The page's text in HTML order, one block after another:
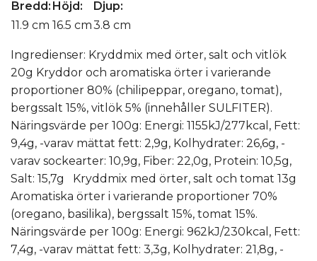
Bredd: Höjd:
Djup:
11.9 cm 16.5 cm3.8 cm
Ingredienser: Kryddmix med örter, salt och vitlök
20g Kryddor och aromatiska örter i varierande
proportioner 80% (chilipeppar, oregano, tomat),
bergssalt 15%, vitlök 5% (innehåller SULFITER).
Näringsvärde per 100g: Energi: 1155kJ/277kcal, Fett:
9,4g, -varav mättat fett: 2,9g, Kolhydrater: 26,6g, -
varav sockearter: 10,9g, Fiber: 22,0g, Protein: 10,5g,
Salt: 15,7g Kryddmix med örter, salt och tomat 13g
Aromatiska örter i varierande proportioner 70%
(oregano, basilika), bergssalt 15%, tomat 15%.
Näringsvärde per 100g: Energi: 962kJ/230kcal, Fett:
7,4g, -varav mättat fett: 3,3g, Kolhydrater: 21,8g, -